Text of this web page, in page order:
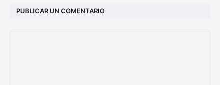
PUBLICAR UN COMENTARIO